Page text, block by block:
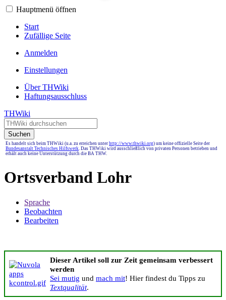
Hauptmenü öffnen
Start
Zufällige Seite
Anmelden
Einstellungen
Über THWiki
Haftungsausschluss
THWiki
Suchen
Es handelt sich beim THWiki (u.a. zu erreichen unter http://www.thwiki.org) um keine offizielle Seite der
Bundesanstalt Technisches Hilfswerk. Das THWiki wird ausschließlich von privaten Personen betrieben und
erhält auch keine Unterstützung durch die BA THW.
Ortsverband Lohr
Sprache
Beobachten
Bearbeiten
Dieser Artikel soll zur Zeit gemeinsam verbessert
werden
Sei mutig und mach mit! Hier findest du Tipps zu
Textqualität.